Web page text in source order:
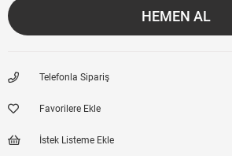
Telefonla Sipariş
Favorilere Ekle
İstek Listeme Ekle